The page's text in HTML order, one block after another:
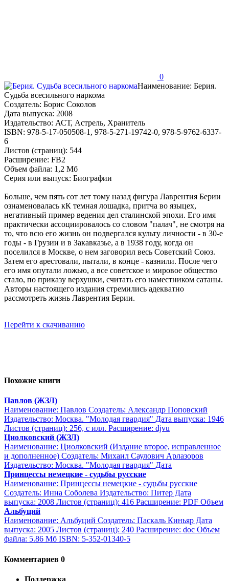
0
Наименование: Берия.
Судьба всесильного наркома
Создатель: Борис Соколов
Дата выпуска: 2008
Издательство: АСТ, Астрель, Хранитель
ISBN: 978-5-17-050508-1, 978-5-271-19742-0, 978-5-9762-6337-
6
Листов (страниц): 544
Расширение: FB2
Объем файла: 1,2 Мб
Серия или выпуск: Биографии
Больше, чем пять сот лет тому назад фигура Лаврентия Берии
ознаменовалась кК темная лошадка, притча во языцех,
негативный пример ведения дел сталинской эпохи. Его имя
практически ассоциировалось со словом "палач", не смотря на
то, что всю его жизнь он подвергался культу личности - в 30-е
годы - в Грузии и в Закавказье, а в 1938 году, когда он
поселился в Москве, о нем заговорил весь Советский Союз.
Затем его арестовали, пытали, в конце - казнили. После чего
его имя опутали ложью, а все советское и мировое общество
стало, по приказу верхушки, считать его наместником сатаны.
Авторы настоящего издания стремились адекватно
рассмотреть жизнь Лаврентия Берии.
Перейти к скачиванию
Похожие книги
Павлов (ЖЗЛ)
Наименование: Павлов Создатель: Александр Поповский
Издательство: Москва. "Молодая гвардия" Дата выпуска: 1946
Листов (страниц): 256, с илл. Расширение: djvu
Циолковский (ЖЗЛ)
Наименование: Циолковский (Издание второе, исправленное
и дополненное) Создатель: Михаил Саулович Арлазоров
Издательство: Москва. "Молодая гвардия" Дата
Принцессы немецкие - судьбы русские
Наименование: Принцессы немецкие - судьбы русские
Создатель: Инна Соболева Издательство: Питер Дата
выпуска: 2008 Листов (страниц): 416 Расширение: PDF Объем
Альбуций
Наименование: Альбуций Создатель: Паскаль Киньяр Дата
выпуска: 2005 Листов (страниц): 240 Расширение: doc Объем
файла: 5.86 Мб ISBN: 5-352-01340-5
Комментариев 0
Поддержка